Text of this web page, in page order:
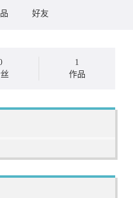
好友
1
作品